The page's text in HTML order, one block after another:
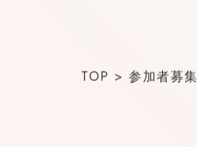
参加者募集